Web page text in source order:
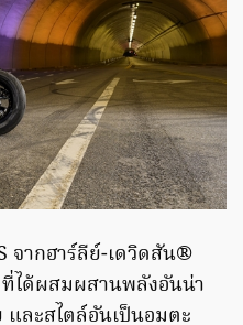
จากฮาร์ลีย์-เดวิดสัน®
ที่ได้ผสมผสานพลังอันน่า
ละสไตล์อันเป็นอมตะ